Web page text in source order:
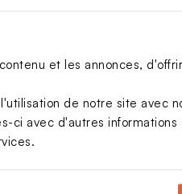
et les annonces,
de notre site avec
avec d'autres informations